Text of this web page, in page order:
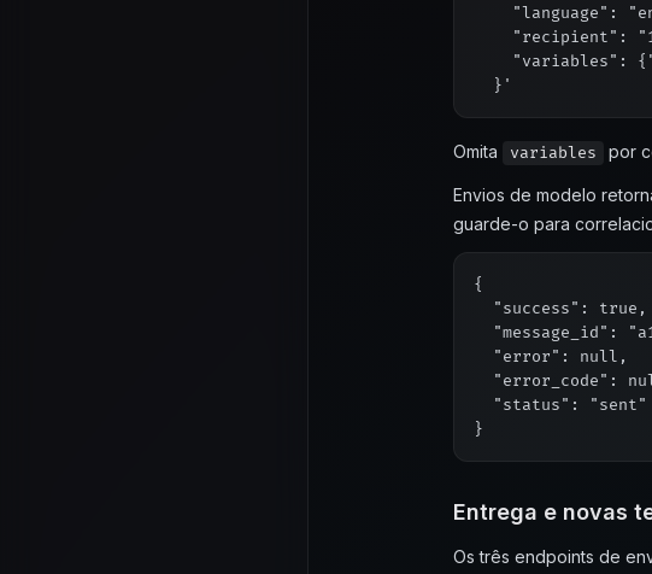
"language":
"recipient":
"variables":
Omita variables por
Envios de modelo
guarde-o para
{
  "success": true,
"message_id":
  "error": null,
"error_code":
  "status": "sent"
Entrega e novas
Os três endpoints de